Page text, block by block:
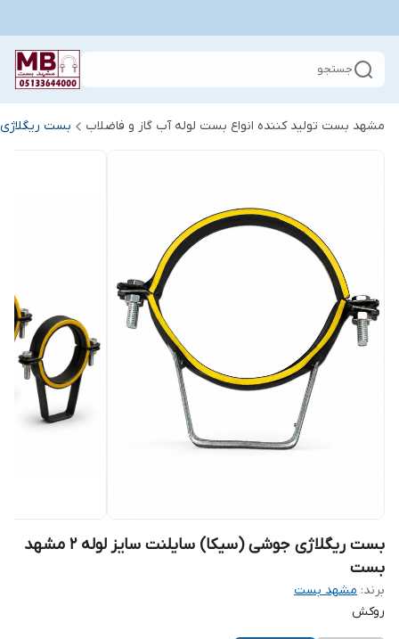
جستجو
مشهد بست تولید کننده انواع بست لوله آب گاز و فاضلاب بست
بست ریگلاژی جوشی (سیکا) سایلنت سایز لوله 2 مشهد
بست
برند: مشهد بست
روکش